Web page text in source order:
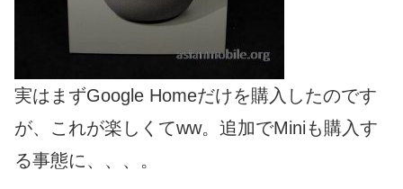
実はまずGoogle Homeだけを購入したのです
が、これが楽しくてww。追加でMiniも購入す
る事態に、、、。